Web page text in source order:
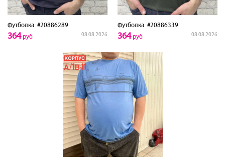
Футболка #20886289
08.08.2026
364руб
Футболка #20886339
08.08.2026
364руб